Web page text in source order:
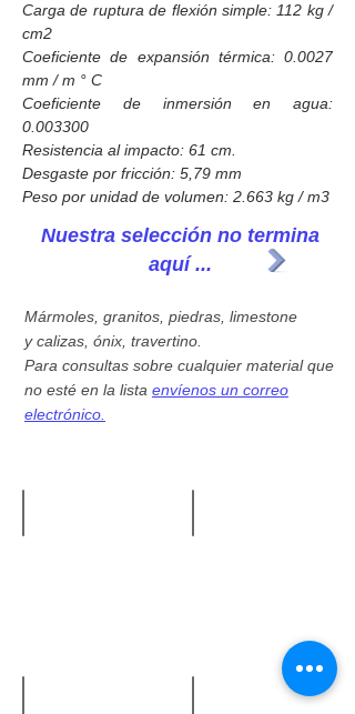
Carga de ruptura de flexión simple: 112 kg /
cm2
Coeficiente de expansión térmica: 0.0027
mm / m ° C
Coeficiente de inmersión en agua:
0.003300
Resistencia al impacto: 61 cm.
Desgaste por fricción: 5,79 mm
Peso por unidad de volumen: 2.663 kg / m3
Nuestra selección no termina
aquí ...
Mármoles, granitos, piedras, limestone
y calizas, ónix, travertino.
Para consultas sobre cualquier material que
no esté en la lista envíenos un correo
electrónico.